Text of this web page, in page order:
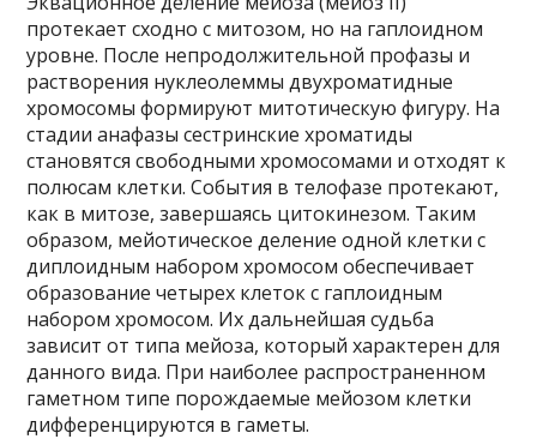
протекает сходно с митозом, но на гаплоидном
уровне. После непродолжительной профазы и
растворения нуклеолеммы двухроматидные
хромосомы формируют митотическую фигуру. На
стадии анафазы сестринские хроматиды
становятся свободными хромосомами и отходят к
полюсам клетки. События в телофазе протекают,
как в митозе, завершаясь цитокинезом. Таким
образом, мейотическое деление одной клетки с
диплоидным набором хромосом обеспечивает
образование четырех клеток с гаплоидным
набором хромосом. Их дальнейшая судьба
зависит от типа мейоза, который характерен для
данного вида. При наиболее распространенном
гаметном типе порождаемые мейозом клетки
дифференцируются в гаметы.